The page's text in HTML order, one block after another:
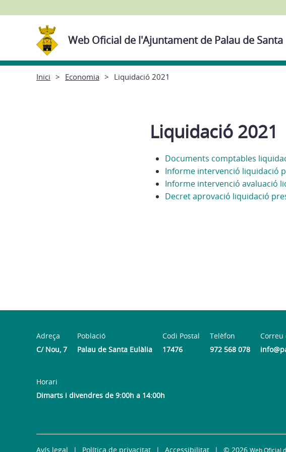
Web Oficial de l'Ajuntament de Palau de Santa
Inici Economia Liquidació 2021
Liquidació 2021
Documents comptables
Informe intervenció liquidació
Informe intervenció avaluació
Decret aprovació liquidació
Adreça
C/ Nou, 7
Població
Palau de Santa Eulàlia
Codi Postal
17476
Telèfon
972 568 078
Correu
Horari
Dimarts i divendres de 9:00h a 14:00h
Avís legal Política de privacitat Accessibilitat © 2026